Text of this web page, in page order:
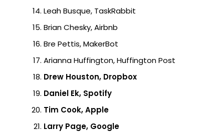
Leah Busque, TaskRabbit
Brian Chesky, Airbnb
Bre Pettis, MakerBot
Arianna Huffington, Huffington Post
Drew Houston, Dropbox
Daniel Ek, Spotify
Tim Cook, Apple
Larry Page, Google